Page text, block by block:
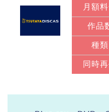
月額
作品
種類
同時